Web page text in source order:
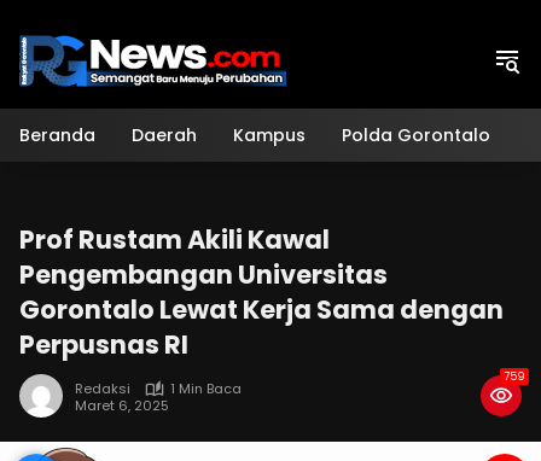
konten
Beranda Daerah Kampus Polda Gorontalo
Prof Rustam Akili Kawal
Pengembangan Universitas
Gorontalo Lewat Kerja Sama dengan
Perpusnas RI
Redaksi
1 Min Baca
Maret 6, 2025
759